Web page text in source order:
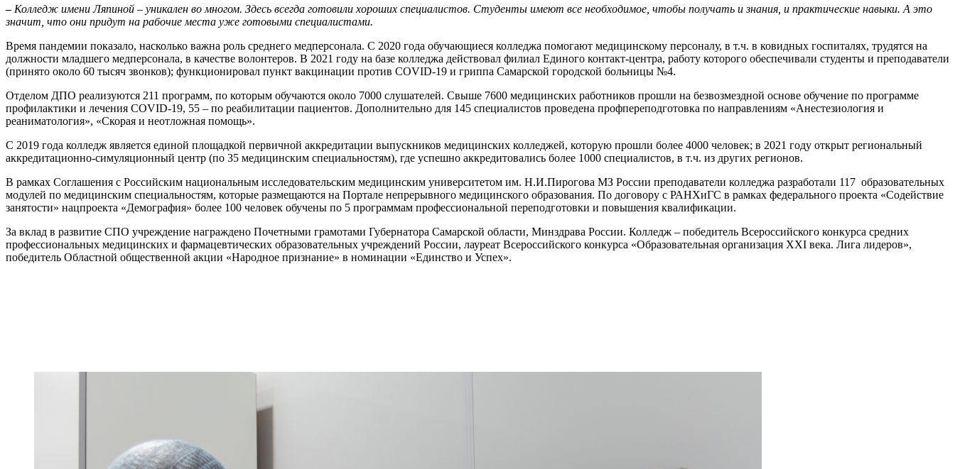
– Колледж имени Ляпиной – уникален во многом. Здесь всегда готовили хороших специалистов. Студенты имеют все необходимое, чтобы получать и знания, и практические навыки. А это
значит, что они придут на рабочие места уже готовыми специалистами.
Время пандемии показало, насколько важна роль среднего медперсонала. С 2020 года обучающиеся колледжа помогают медицинскому персоналу, в т.ч. в ковидных госпиталях, трудятся на
должности младшего медперсонала, в качестве волонтеров. В 2021 году на базе колледжа действовал филиал Единого контакт-центра, работу которого обеспечивали студенты и преподаватели
(принято около 60 тысяч звонков); функционировал пункт вакцинации против COVID-19 и гриппа Самарской городской больницы №4.
Отделом ДПО реализуются 211 программ, по которым обучаются около 7000 слушателей. Свыше 7600 медицинских работников прошли на безвозмездной основе обучение по программе
профилактики и лечения COVID-19, 55 – по реабилитации пациентов. Дополнительно для 145 специалистов проведена профпереподготовка по направлениям «Анестезиология и
реаниматология», «Скорая и неотложная помощь».
С 2019 года колледж является единой площадкой первичной аккредитации выпускников медицинских колледжей, которую прошли более 4000 человек; в 2021 году открыт региональный
аккредитационно-симуляционный центр (по 35 медицинским специальностям), где успешно аккредитовались более 1000 специалистов, в т.ч. из других регионов.
В рамках Соглашения с Российским национальным исследовательским медицинским университетом им. Н.И.Пирогова МЗ России преподаватели колледжа разработали 117 образовательных
модулей по медицинским специальностям, которые размещаются на Портале непрерывного медицинского образования. По договору с РАНХиГС в рамках федерального проекта «Содействие
занятости» нацпроекта «Демография» более 100 человек обучены по 5 программам профессиональной переподготовки и повышения квалификации.
За вклад в развитие СПО учреждение награждено Почетными грамотами Губернатора Самарской области, Минздрава России. Колледж – победитель Всероссийского конкурса средних
профессиональных медицинских и фармацевтических образовательных учреждений России, лауреат Всероссийского конкурса «Образовательная организация XXI века. Лига лидеров»,
победитель Областной общественной акции «Народное признание» в номинации «Единство и Успех».